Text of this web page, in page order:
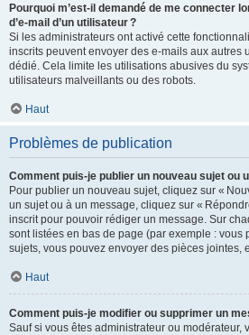
Pourquoi m’est-il demandé de me connecter
d’e-mail d’un utilisateur ?
Si les administrateurs ont activé cette
inscrits peuvent envoyer des e-mails aux autres
dédié. Cela limite les utilisations abusives du
utilisateurs malveillants ou des robots.
Haut
Problèmes de publication
Comment puis-je publier un nouveau sujet ou
Pour publier un nouveau sujet, cliquez sur «
un sujet ou à un message, cliquez sur «
inscrit pour pouvoir rédiger un message. Sur
sont listées en bas de page (par exemple : vous
sujets, vous pouvez envoyer des pièces jointes,
Haut
Comment puis-je modifier ou supprimer un
Sauf si vous êtes administrateur ou modérateur,